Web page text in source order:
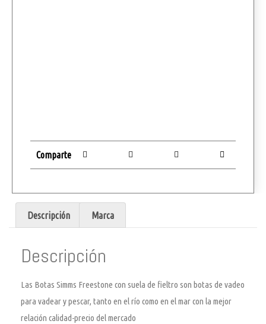
Comparte
Descripción Marca
Descripción
Las Botas Simms Freestone con suela de fieltro son botas de vadeo
para vadear y pescar, tanto en el río como en el mar con la mejor
relación calidad-precio del mercado